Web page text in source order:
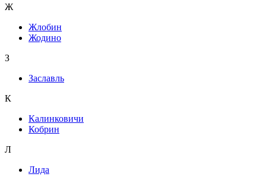
Ж
Жлобин
Жодино
З
Заславль
К
Калинковичи
Кобрин
Л
Лида